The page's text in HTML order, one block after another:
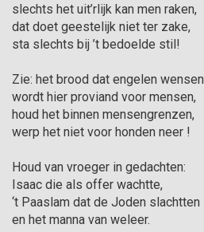
slechts het uit’rlijk kan men raken,
dat doet geestelijk niet ter zake,
sta slechts bij ’t bedoelde stil!
Zie: het brood dat engelen wensen
wordt hier proviand voor mensen,
houd het binnen mensengrenzen,
werp het niet voor honden neer !
Houd van vroeger in gedachten:
Isaac die als offer wachtte,
‘t Paaslam dat de Joden slachtten
en het manna van weleer.